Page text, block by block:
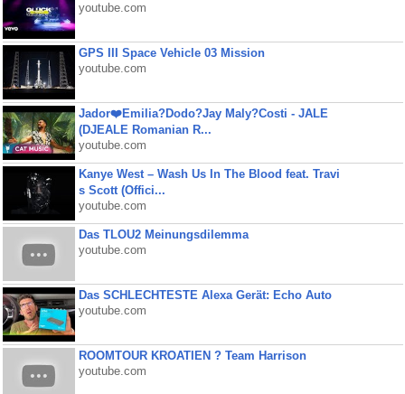
youtube.com
GPS III Space Vehicle 03 Mission
youtube.com
Jador❤️Emilia?Dodo?Jay Maly?Costi - JALE
(DJEALE Romanian R...
youtube.com
Kanye West – Wash Us In The Blood feat. Travi
s Scott (Offici...
youtube.com
Das TLOU2 Meinungsdilemma
youtube.com
Das SCHLECHTESTE Alexa Gerät: Echo Auto
youtube.com
ROOMTOUR KROATIEN ? Team Harrison
youtube.com